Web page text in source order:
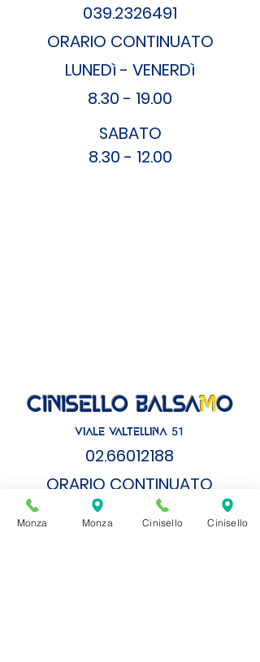
039.2326491
ORARIO CONTINUATO
LUNEDì - VENERDì
8.30 - 19.00
SABATO
8.30 - 12.00
cinisello balsamo
VIALE VALTELLINA 51
02.66012188
ORARIO CONTINUATO
LUNEDì
- VENERDì
Monza Monza Cinisello Cinisello